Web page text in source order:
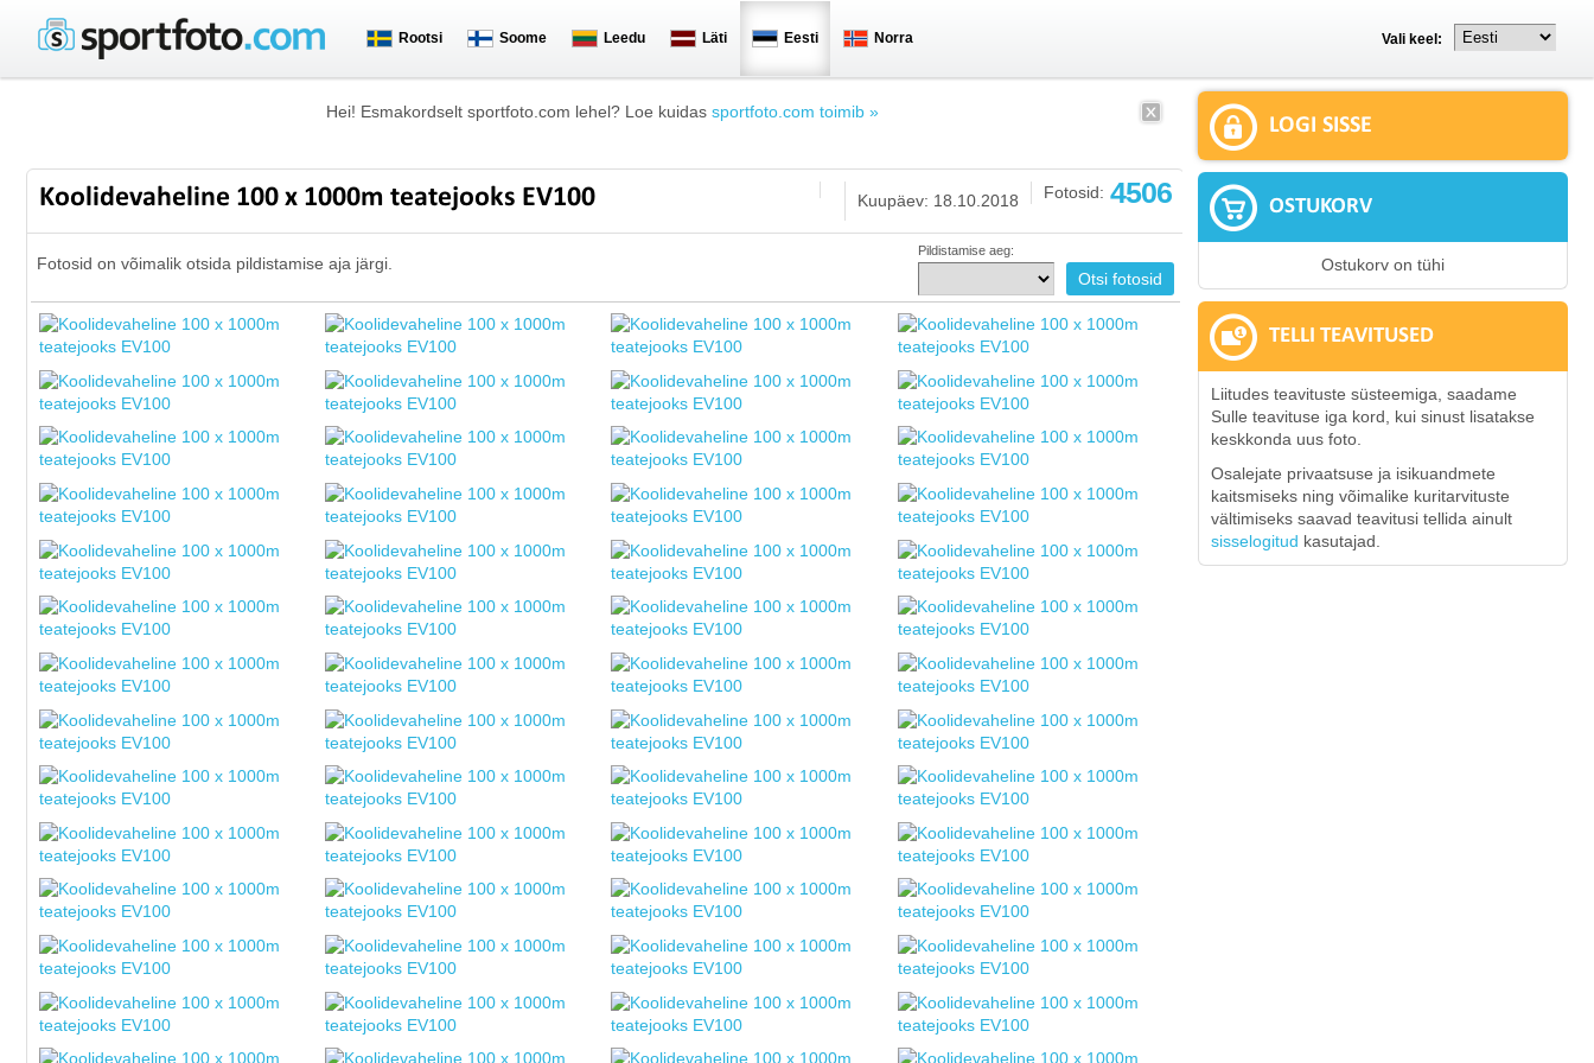
Rootsi Soome Leedu Läti Eesti Norra Vali keel:
Hei! Esmakordselt sportfoto.com lehel? Loe kuidas sportfoto.com toimib »
Koolidevaheline 100 x 1000m teatejooks EV100 Fotosid: 4506
Kuupäev: 18.10.2018
Fotosid on võimalik otsida pildistamise aja järgi.
Pildistamise aeg:
LOGI SISSE
OSTUKORV
Ostukorv on tühi
TELLI TEAVITUSED
Liitudes teavituste süsteemiga, saadame
Sulle teavituse iga kord, kui sinust lisatakse
keskkonda uus foto.
Osalejate privaatsuse ja isikuandmete
kaitsmiseks ning võimalike kuritarvituste
vältimiseks saavad teavitusi tellida ainult
sisselogitud kasutajad.